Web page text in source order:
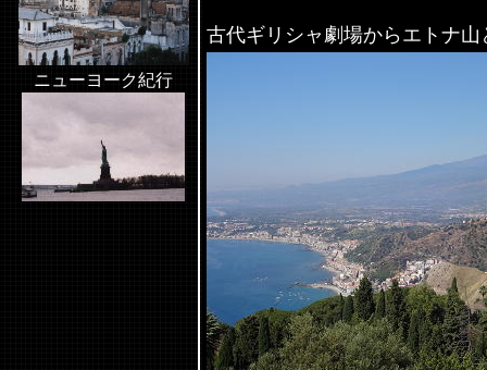
ニューヨーク紀行
古代ギリシャ劇場からエトナ